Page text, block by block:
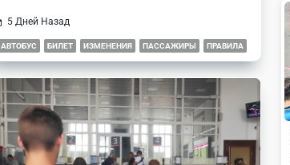
5 Дней Назад
АВТОБУС БИЛЕТ ИЗМЕНЕНИЯ ПАССАЖИРЫ ПРАВИЛА